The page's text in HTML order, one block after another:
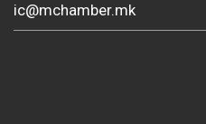
ic@mchamber.mk